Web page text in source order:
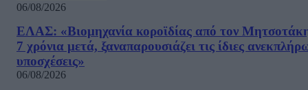
06/08/2026
ΕΛΑΣ: «Βιομηχανία κοροϊδίας από τον
7 χρόνια μετά, ξαναπαρουσιάζει τις ίδιες
υποσχέσεις»
06/08/2026